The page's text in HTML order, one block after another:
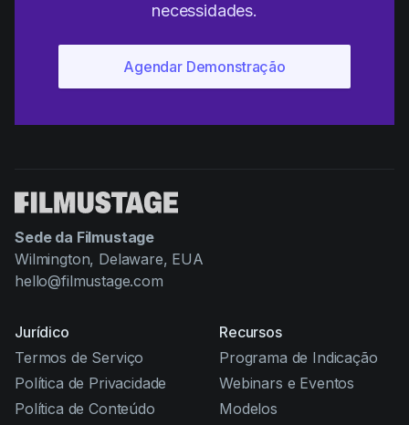
necessidades.
Sede da Filmustage
Wilmington, Delaware, EUA
hello@filmustage.com
Jurídico
Termos de Serviço
Política de Privacidade
Política de Conteúdo
Recursos
Programa de Indicação
Webinars e Eventos
Modelos